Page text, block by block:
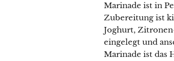
Marinade ist in
Zubereitung ist
Joghurt,
eingelegt und
Marinade ist das